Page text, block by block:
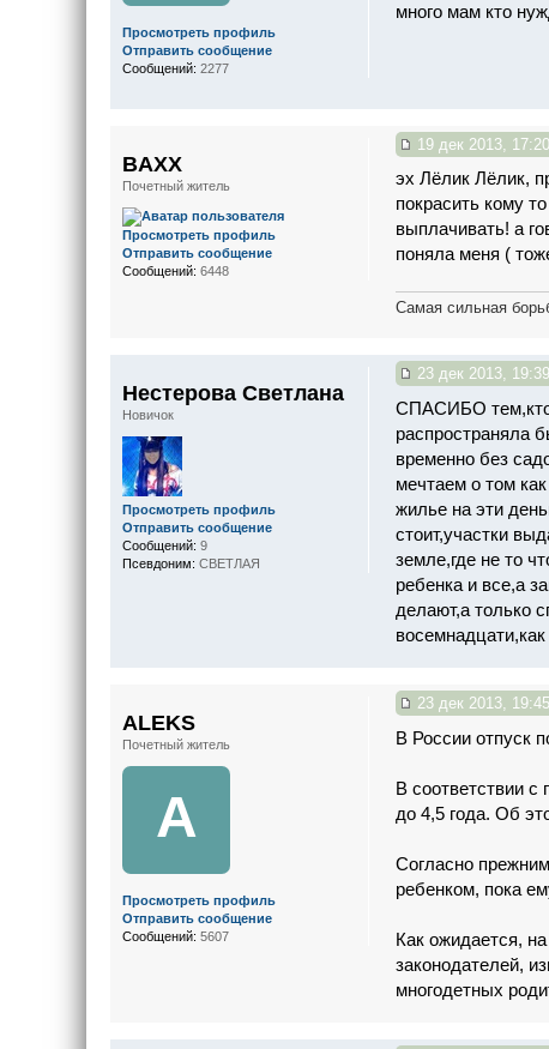
много мам кто
Просмотреть профиль
Отправить сообщение
Сообщений: 2277
19 дек 2013, 17:20
эх Лёлик Лёлик,
покрасить кому
выплачивать! а
поняла меня (
Самая сильная
BAXX
Почетный житель
Просмотреть профиль
Отправить сообщение
Сообщений: 6448
23 дек 2013, 19:39
СПАСИБО
распространяла
временно без
мечтаем о том
жилье на эти
стоит,участки
земле,где не то
ребенка и все,а
делают,а только
Нестерова Светлана
Новичок
Просмотреть профиль
Отправить сообщение
Сообщений: 9
Псевдоним: СВЕТЛАЯ
23 дек 2013, 19:45
В России отпуск
В соответствии
до 4,5 года. Об
Согласно
ребенком, пока
Как ожидается,
законодателей,
многодетных
ALEKS
Почетный житель
A
Просмотреть профиль
Отправить сообщение
Сообщений: 5607